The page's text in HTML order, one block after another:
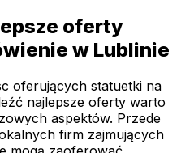
oferty
w Lublinie
oferujących statuetki na
najlepsze oferty warto
aspektów. Przede
firm zajmujących